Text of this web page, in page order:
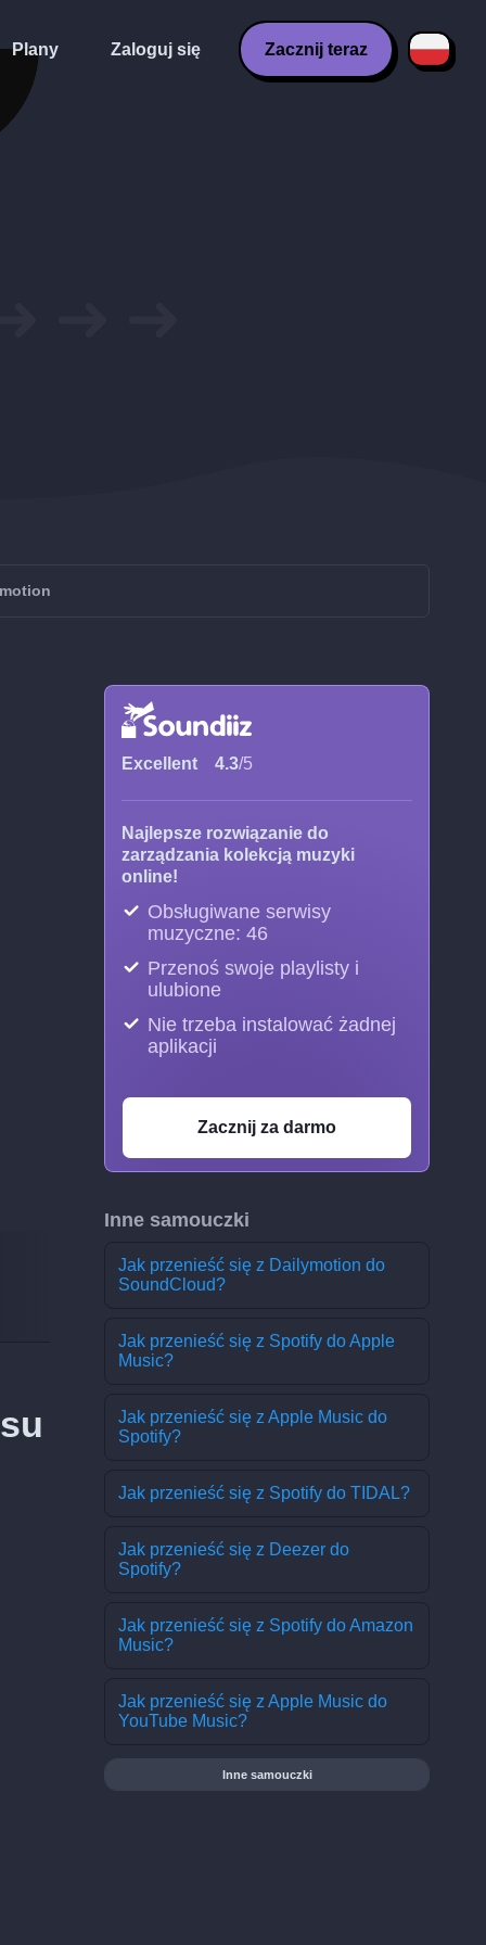
Plany Zaloguj się Zacznij teraz
Excellent 4.3/5
Najlepsze rozwiązanie do
zarządzania kolekcją muzyki
online!
Obsługiwane serwisy
muzyczne: 46
Przenoś swoje playlisty i
ulubione
Nie trzeba instalować żadnej
aplikacji
Zacznij za darmo
Inne samouczki
Jak przenieść się z Dailymotion do
SoundCloud?
Jak przenieść się z Spotify do Apple
Music?
Jak przenieść się z Apple Music do
Spotify?
Jak przenieść się z Spotify do TIDAL?
Jak przenieść się z Deezer do
Spotify?
Jak przenieść się z Spotify do Amazon
Music?
Jak przenieść się z Apple Music do
YouTube Music?
Inne samouczki